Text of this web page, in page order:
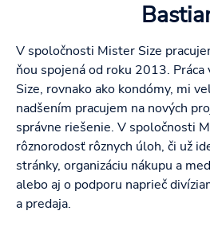
V spoločnosti Mister Size
ňou spojená od roku 2013.
Size, rovnako ako kondómy, mi
nadšením pracujem na nových
správne riešenie. V spoločnosti
rôznorodosť rôznych úloh, či už
stránky, organizáciu nákupu a
alebo aj o podporu naprieč
a predaja.